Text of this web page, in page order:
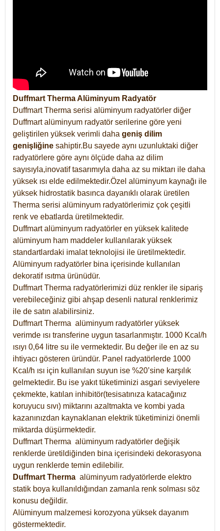
Duffmart Therma Alüminyum Radyatör
Duffmart Therma serisi alüminyum radyatörler diğer
Duffmart alüminyum radyatör serilerine göre yeni
geliştirilen yüksek verimli daha geniş dilim
genişliğine sahiptir.Bu sayede aynı uzunluktaki diğer
radyatörlere göre aynı ölçüde daha az dilim
sayısıyla,inovatif tasarımıyla daha az su miktarı ile daha
yüksek ısı elde edilmektedir.Özel alüminyum kaynağı ile
yüksek hidrostatik basınca dayanıklı olarak üretilen
Therma serisi alüminyum radyatörlerimiz çok çeşitli
renk ve ebatlarda üretilmektedir.
Duffmart alüminyum radyatörler en yüksek kalitede
alüminyum ham maddeler kullanılarak yüksek
standartlardaki imalat teknolojisi ile üretilmektedir.
Alüminyum radyatörler bina içerisinde kullanılan
dekoratif ısıtma ürünüdür.
Duffmart Therma radyatörlerimizi düz renkler ile sipariş
verebileceğiniz gibi ahşap desenli natural renklerimiz
ile de satın alabilirsiniz.
Duffmart Therma alüminyum radyatörler yüksek
verimde ısı transferine uygun tasarlanmıştır. 1000 Kcal/h
ısıyı 0,64 litre su ile vermektedir. Bu değer ile en az su
ihtiyacı gösteren üründür. Panel radyatörlerde 1000
Kcal/h ısı için kullanılan suyun ise %20’sine karşılık
gelmektedir. Bu ise yakıt tüketiminizi asgari seviyelere
çekmekte, katılan inhibitör(tesisatınıza katacağınız
koruyucu sıvı) miktarını azaltmakta ve kombi yada
kazanınızdan kaynaklanan elektrik tüketiminizi önemli
miktarda düşürmektedir.
Duffmart Therma alüminyum radyatörler değişik
renklerde üretildiğinden bina içerisindeki dekorasyona
uygun renklerde temin edilebilir.
Duffmart Therma alüminyum radyatörlerde elektro
statik boya kullanıldığından zamanla renk solması söz
konusu değildir.
Alüminyum malzemesi korozyona yüksek dayanım
göstermektedir.